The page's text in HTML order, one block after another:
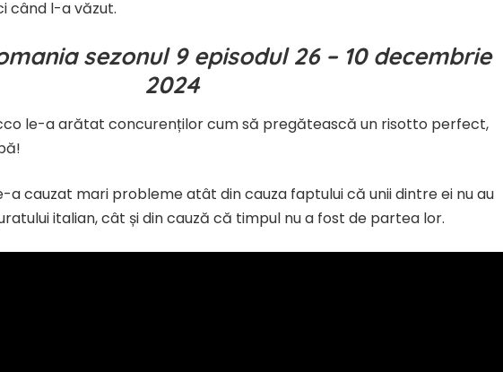
când l-a văzut.
sezonul 9 episodul 26 – 10 decembrie
2024
le-a arătat concurenților cum să pregătească un risotto perfect,
a cauzat mari probleme atât din cauza faptului că unii dintre ei nu au
italian, cât și din cauză că timpul nu a fost de partea lor.